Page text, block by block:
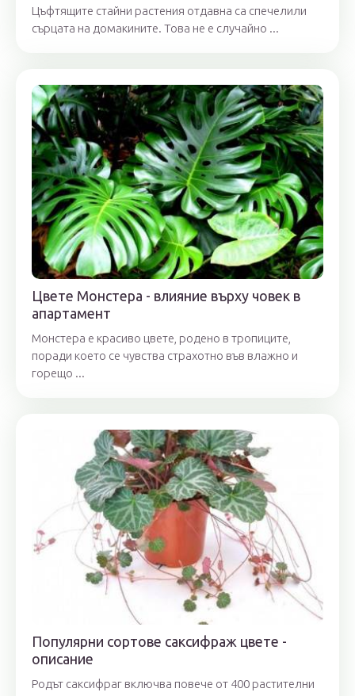
Цъфтящите стайни растения отдавна са спечелили
сърцата на домакините. Това не е случайно ...
Цвете Монстера - влияние върху човек в
апартамент
Монстера е красиво цвете, родено в тропиците,
поради което се чувства страхотно във влажно и
горещо ...
Популярни сортове саксифраж цвете -
описание
Родът саксифраг включва повече от 400 растителни